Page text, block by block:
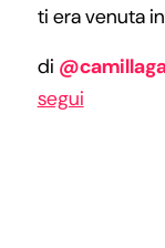
ti era venuta
di
segui